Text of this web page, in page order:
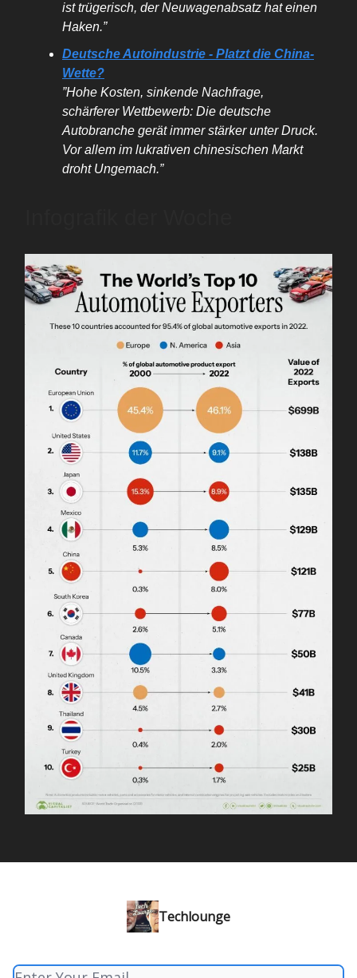
ist trügerisch, der Neuwagenabsatz hat einen
Haken.”
Deutsche Autoindustrie - Platzt die China-
Wette?
”Hohe Kosten, sinkende Nachfrage,
schärferer Wettbewerb: Die deutsche
Autobranche gerät immer stärker unter Druck.
Vor allem im lukrativen chinesischen Markt
droht Ungemach.”
Techlounge